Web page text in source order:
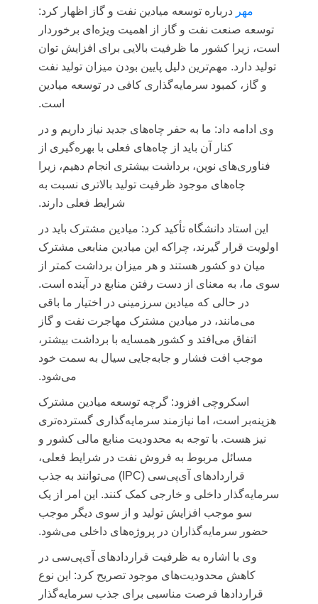
مهر درباره توسعه میادین نفت و گاز اظهار کرد:
توسعه صنعت نفت و گاز از اهمیت ویژه‌ای برخوردار
است، زیرا کشور ما ظرفیت بالایی برای افزایش توان
تولید دارد. مهم‌ترین دلیل پایین بودن میزان تولید نفت
و گاز، کمبود سرمایه‌گذاری کافی در توسعه میادین
است.
وی ادامه داد: ما به حفر چاه‌های جدید نیاز داریم و در
کنار آن باید از چاه‌های فعلی با بهره‌گیری از
فناوری‌های نوین، برداشت بیشتری انجام دهیم، زیرا
چاه‌های موجود ظرفیت تولید بالاتری نسبت به
شرایط فعلی دارند.
این استاد دانشگاه تأکید کرد: میادین مشترک باید در
اولویت قرار گیرند، چراکه این میادین منابعی مشترک
میان دو کشور هستند و هر میزان برداشت کمتر از
سوی ما، به معنای از دست رفتن منابع در آینده است.
در حالی که میادین سرزمینی در اختیار ما باقی
می‌مانند، در میادین مشترک مهاجرت نفت و گاز
اتفاق می‌افتد و کشور همسایه با برداشت بیشتر،
موجب افت فشار و جابه‌جایی سیال به سمت خود
می‌شود.
اسکروچی افزود: گرچه توسعه میادین مشترک
هزینه‌بر است، اما نیازمند سرمایه‌گذاری گسترده‌تری
نیز هست. با توجه به محدودیت منابع مالی کشور و
مسائل مربوط به فروش نفت در شرایط فعلی،
قراردادهای آی‌پی‌سی (IPC) می‌توانند به جذب
سرمایه‌گذار داخلی و خارجی کمک کنند. این امر از یک
سو موجب افزایش تولید و از سوی دیگر موجب
حضور سرمایه‌گذاران در پروژه‌های داخلی می‌شود.
وی با اشاره به ظرفیت قراردادهای آی‌پی‌سی در
کاهش محدودیت‌های موجود تصریح کرد: این نوع
قراردادها فرصت مناسبی برای جذب سرمایه‌گذار